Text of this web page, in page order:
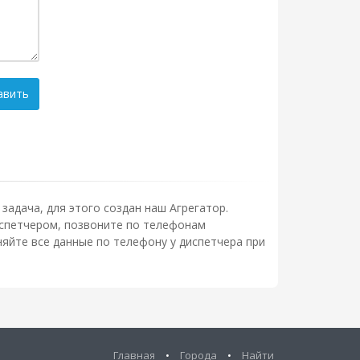
для этого создан наш Агрегатор.
позвоните по телефонам
все данные по телефону у диспетчера при
Главная • Города • Найти